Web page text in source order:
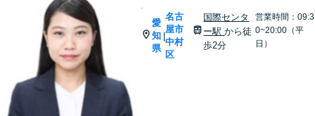
.
愛
知
県
|
名古
屋市
中村
区
国際センタ
ー駅から徒
歩2分
営業時間：09:3
0~20:00（平
日）